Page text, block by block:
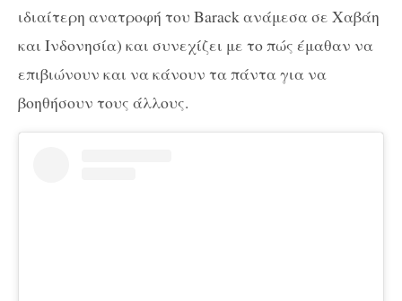
ιδιαίτερη ανατροφή του Barack ανάμεσα σε Χαβάη
και Ινδονησία) και συνεχίζει με το πώς έμαθαν να
επιβιώνουν και να κάνουν τα πάντα για να
βοηθήσουν τους άλλους.